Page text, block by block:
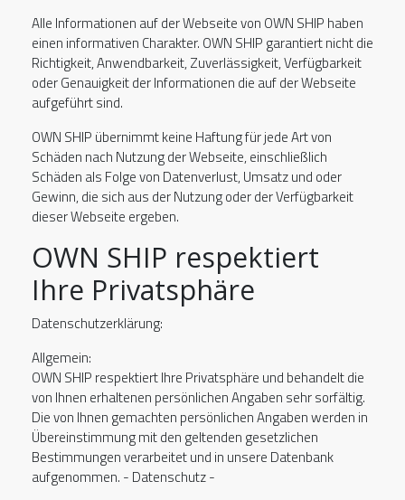
Alle Informationen auf der Webseite von OWN SHIP haben
einen informativen Charakter. OWN SHIP garantiert nicht die
Richtigkeit, Anwendbarkeit, Zuverlässigkeit, Verfügbarkeit
oder Genauigkeit der Informationen die auf der Webseite
aufgeführt sind.
OWN SHIP übernimmt keine Haftung für jede Art von
Schäden nach Nutzung der Webseite, einschließlich
Schäden als Folge von Datenverlust, Umsatz und oder
Gewinn, die sich aus der Nutzung oder der Verfügbarkeit
dieser Webseite ergeben.
OWN SHIP respektiert
Ihre Privatsphäre
Datenschutzerklärung:
Allgemein:
OWN SHIP respektiert Ihre Privatsphäre und behandelt die
von Ihnen erhaltenen persönlichen Angaben sehr sorfältig.
Die von Ihnen gemachten persönlichen Angaben werden in
Übereinstimmung mit den geltenden gesetzlichen
Bestimmungen verarbeitet und in unsere Datenbank
aufgenommen. - Datenschutz -